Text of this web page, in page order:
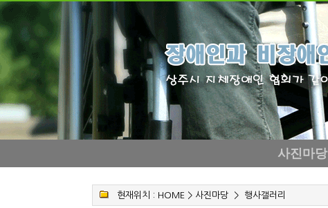
사진마당
현재위치 : HOME > 사진마당> 행사갤러리